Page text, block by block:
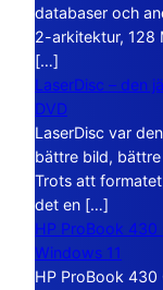
databaser och
2-arkitektur, 128
[…]
LaserDisc – den
DVD
LaserDisc var
bättre bild,
Trots att
det en […]
HP ProBook
Windows 11
HP ProBook 430